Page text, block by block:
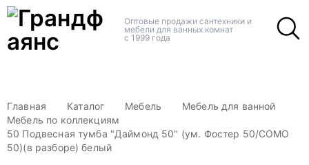
Оптовые продажи сантехники и
мебели для ванных комнат
с 1999 года
Главная Каталог Мебель
Мебель для ванной
Мебель по коллекциям
50 Подвесная тумба "Даймонд 50" (ум. Фостер 50/COMO
50)(в разборе) белый